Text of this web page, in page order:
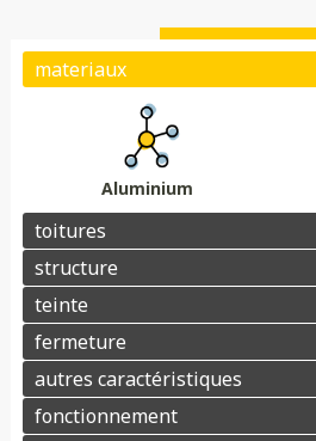
Aluminium
Électrique avec
Électrique avec